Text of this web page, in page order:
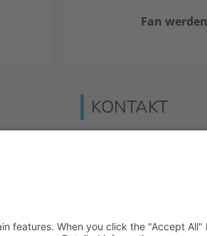
Fan werden
KONTAKT
E-Mail:info@tt-digi.de